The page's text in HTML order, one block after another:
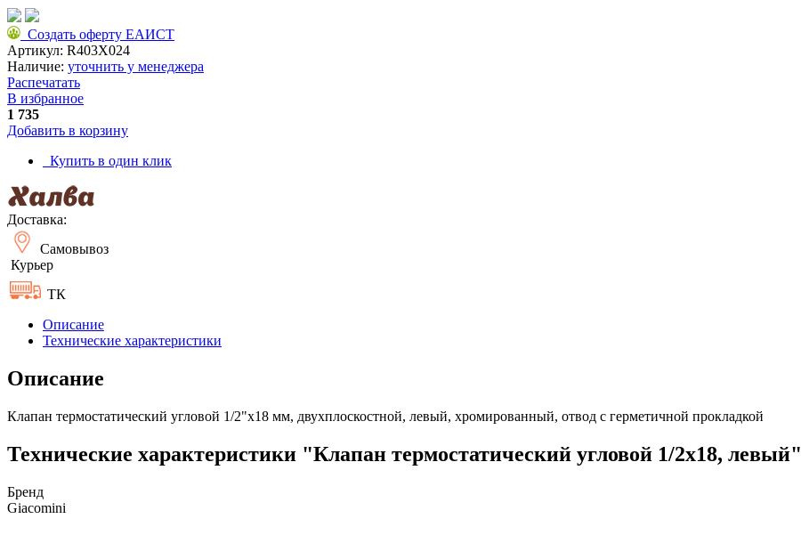
Создать оферту ЕАИСТ
Артикул: R403X024
Наличие: уточнить у менеджера
Распечатать
В избранное
1 735
Добавить в корзину
Купить в один клик
Доставка:
Самовывоз
Курьер
ТК
Описание
Технические характеристики
Описание
Клапан термостатический угловой 1/2"x18 мм, двухплоскостной, левый, хромированный, отвод с герметичной прокладкой
Технические характеристики "Клапан термостатический угловой 1/2x18, левый"
Бренд
Giacomini